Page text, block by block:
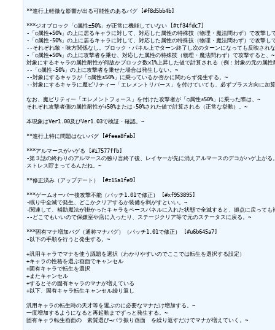
**進行上軽微な影響が出る可能性のあるバグ [#f8d5bb4b]
***ジオブロック「○属性±50%」が正常に機能していない [#tf34fdc7]
-「○属性+50%」の上に居るキャラに対して、対応した属性の特殊技（物理・魔法問わず）で攻撃し
-「○属性-50%」の上に居るキャラに対して、対応した属性の特殊技（物理・魔法問わず）で攻撃し
--それぞれ敵・味方関係なし。ブロック・パネル上でターン終了し次のターンになっても反映され
-「○属性+50%」の上に攻撃者を乗せ、対応した属性の特殊技（物理・魔法問わず）で攻撃すると、~
対象にするキャラの属性耐性が何故かブロック数x1%上昇した値で計算される（例：対象の元の属性
--「○属性-50%」の上に攻撃者を乗せた場合は発生しない。~
--対象にするキャラが「○属性±50%」に乗っているか否かに関わらず発生する。~
--対象にするキャラに魔ビリティー「エレメントリバース」を付けていても、必ずプラス方向に加
なお、魔ビリティー「エレメントフォース」を付けた攻撃者が「○属性±50%」に乗った際は、~
それぞれ攻撃者側の属性耐性が+50%または-50%された値で計算される（正常な挙動）。~
本現象はVer1.00及びVer1.03で検証・確認。~
**進行上特に問題はないバグ [#feea8fab]
***アルマースがハゲる [#i7577ffb]
-第３話の終わりのアルマースの独り言終了後、レイヤーが先に消えアルマースのデコがハゲ上がる
ストレス貯まってるんだね。~
**修正済み（アップデート） [#z15a1fe9]
***ゲームオーバー後攻撃不能（パッチ1.01で修正） [#xf953895]
-眠り中全滅で発生、どこかクリアするか装備を剥がすといい。~
-関連して、補助魔法が掛かったキャラをベースパネルに入れた状態で全滅すると、拠点に戻って
--どこでもいいので保嫌室や店に入ったり、ステージクリア等で元のステータスに戻る。~
***固有マナ増加バグ（通称マナバグ）（パッチ1.01で修正） [#u6b645a7]
-以下の手順を行うと発生する。~
+汎用キャラでマナを使う議題を選択（わかりやすいのでここでは転生を選択する設定）
+キャラの性格を選ぶ画面でキャンセル
+固有キャラで転生を選択
+またキャンセル
+するとその固有キャラのマナが増えている
+以下、固有キャラ転生キャンセル繰り返し
汎用キャラの転生時の天才等を選ぶのに必要なマナだけ増加する。~
一度増加するようになると再起動までずっと発生する。~
固有キャラ転生画面の　素質選び→パラ振り画面　を繰り返すだけでマナが増えていく。~